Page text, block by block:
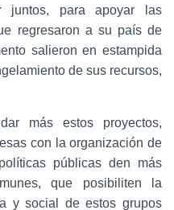
juntos, para apoyar las
regresaron a su país de
salieron en estampida
de sus recursos,
más estos proyectos,
con la organización de
públicas den más
que posibiliten la
y social de estos grupos